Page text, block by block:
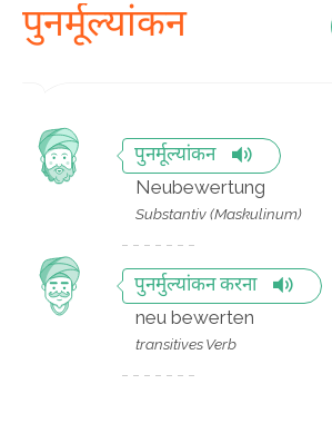
पुनर्मूल्यांकन
पुनर्मूल्यांकन
Neubewertung
Substantiv (Maskulinum)
पुनर्मुल्यांकन करना
neu bewerten
transitives Verb